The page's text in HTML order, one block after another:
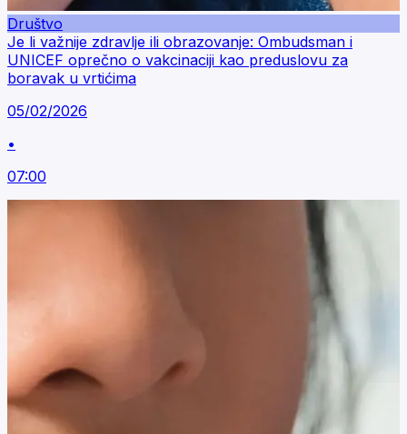
Društvo
Je li važnije zdravlje ili obrazovanje: Ombudsman i
UNICEF oprečno o vakcinaciji kao preduslovu za
boravak u vrtićima
05/02/2026
•
07:00